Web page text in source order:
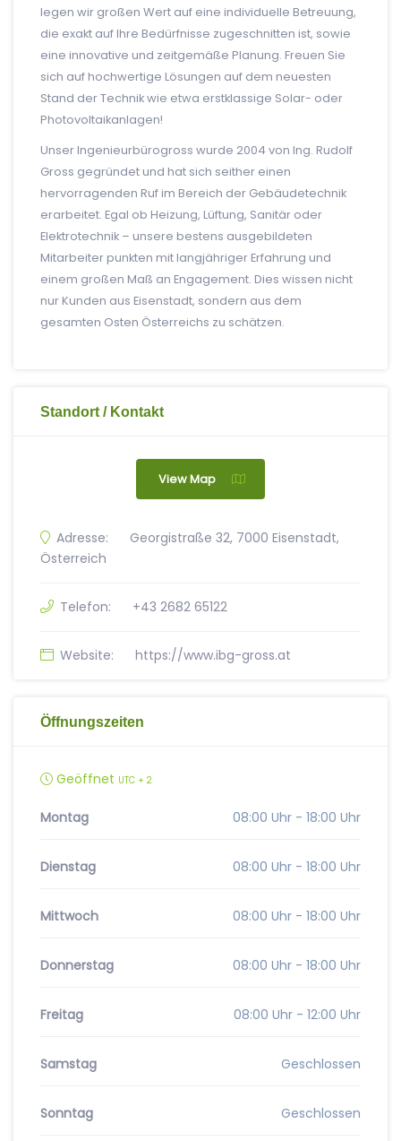
legen wir großen Wert auf eine individuelle Betreuung,
die exakt auf Ihre Bedürfnisse zugeschnitten ist, sowie
eine innovative und zeitgemäße Planung. Freuen Sie
sich auf hochwertige Lösungen auf dem neuesten
Stand der Technik wie etwa erstklassige Solar- oder
Photovoltaikanlagen!
Unser Ingenieurbürogross wurde 2004 von Ing. Rudolf
Gross gegründet und hat sich seither einen
hervorragenden Ruf im Bereich der Gebäudetechnik
erarbeitet. Egal ob Heizung, Lüftung, Sanitär oder
Elektrotechnik – unsere bestens ausgebildeten
Mitarbeiter punkten mit langjähriger Erfahrung und
einem großen Maß an Engagement. Dies wissen nicht
nur Kunden aus Eisenstadt, sondern aus dem
gesamten Osten Österreichs zu schätzen.
Standort / Kontakt
View Map
Adresse:
Georgistraße 32, 7000 Eisenstadt,
Österreich
Telefon: +43 2682 65122
Website: https://www.ibg-gross.at
Öffnungszeiten
Geöffnet UTC + 2
Montag 08:00 Uhr - 18:00 Uhr
Dienstag 08:00 Uhr - 18:00 Uhr
Mittwoch 08:00 Uhr - 18:00 Uhr
Donnerstag 08:00 Uhr - 18:00 Uhr
Freitag 08:00 Uhr - 12:00 Uhr
Samstag Geschlossen
Sonntag Geschlossen